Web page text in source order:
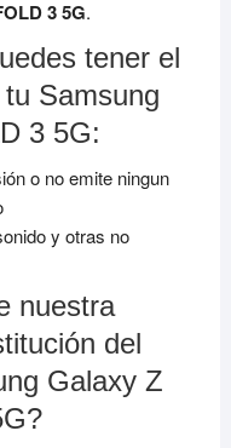
3 5G.
tener el
Samsung
3 5G:
o no emite ningun
y otras no
nuestra
del
Galaxy Z